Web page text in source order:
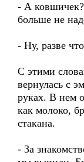
- А
больше не
- Ну, разве
С этими
вернулась с
руках. В нем
как молоко,
стакана.
- За